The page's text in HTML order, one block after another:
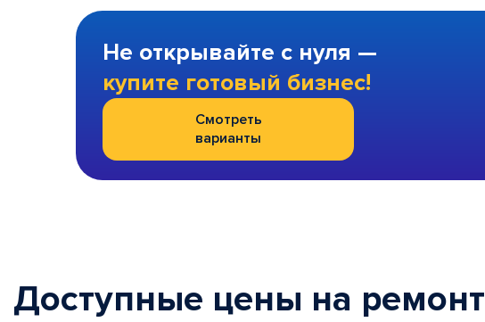
Не открывайте с нуля —
купите готовый бизнес!
Смотреть
варианты
Доступные цены на ремонт